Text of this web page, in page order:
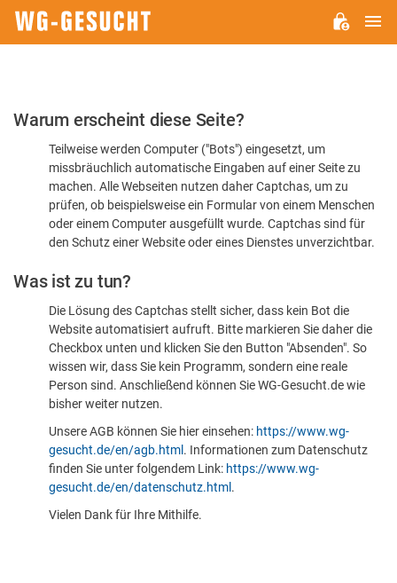
Bitte
dass
sind
Warum erscheint diese Seite?
Teilweise werden Computer ("Bots") eingesetzt, um
missbräuchlich automatische Eingaben auf einer Seite zu
machen. Alle Webseiten nutzen daher Captchas, um zu
prüfen, ob beispielsweise ein Formular von einem Menschen
oder einem Computer ausgefüllt wurde. Captchas sind für
den Schutz einer Website oder eines Dienstes unverzichtbar.
Was ist zu tun?
Die Lösung des Captchas stellt sicher, dass kein Bot die
Website automatisiert aufruft. Bitte markieren Sie daher die
Checkbox unten und klicken Sie den Button "Absenden". So
wissen wir, dass Sie kein Programm, sondern eine reale
Person sind. Anschließend können Sie WG-Gesucht.de wie
bisher weiter nutzen.
Unsere AGB können Sie hier einsehen: https://www.wg-
gesucht.de/en/agb.html . Informationen zum Datenschutz
finden Sie unter folgendem Link: https://www.wg-
gesucht.de/en/datenschutz.html .
Vielen Dank für Ihre Mithilfe.